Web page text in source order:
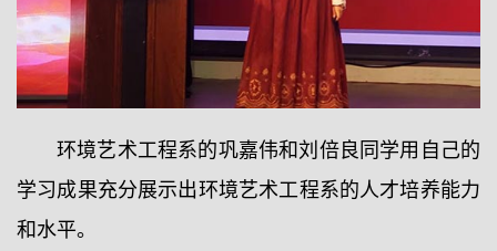
环境艺术工程系的巩嘉伟和刘倍良同学用自己的
学习成果充分展示出环境艺术工程系的人才培养能力
和水平。